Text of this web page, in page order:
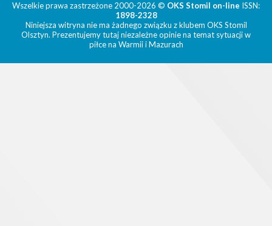
Wszelkie prawa zastrzeżone 2000-2026 © OKS Stomil on-line ISSN:
1898-2328
Niniejsza witryna nie ma żadnego związku z klubem OKS Stomil
Olsztyn. Prezentujemy tutaj niezależne opinie na temat sytuacji w
piłce na Warmii i Mazurach